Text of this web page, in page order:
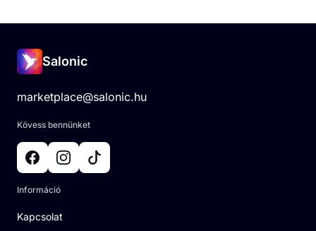
Salonic
marketplace@salonic.hu
Kövess bennünket
Információ
Kapcsolat